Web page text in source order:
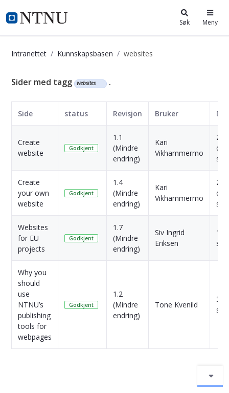
i.ntnu.no Søk Meny
Intranettet Kunnskapsbasen websites
Kunnskapsbasen
Sider med tagg websites .
Side status Revisjon Bruker
Create
website
Godkjent
1.1
(Mindre
endring)
Kari
Vikhammermo
29
Create
your own
website
Godkjent
1.4
(Mindre
endring)
Kari
Vikhammermo
29
Websites
for EU
projects
Godkjent
1.7
(Mindre
endring)
Siv Ingrid
Eriksen
1 År
Why you
should
use
NTNU’s
publishing
tools for
webpages
Godkjent
1.2
(Mindre
endring)
Tone Kvenild
3 År